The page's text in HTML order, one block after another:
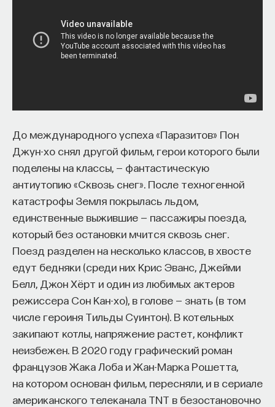
До международного успеха «Паразитов» Пон
Джун-хо снял другой фильм, герои которого были
поделены на классы, — фантастическую
антиутопию «Сквозь снег». После техногенной
катастрофы Земля покрылась льдом,
единственные выжившие — пассажиры поезда,
который без остановки мчится сквозь снег.
Поезд разделен на несколько классов, в хвосте
едут бедняки (среди них Крис Эванс, Джейми
Белл, Джон Хёрт и один из любимых актеров
режиссера Сон Кан-хо), в голове — знать (в том
числе героиня Тильды Суинтон). В котельных
закипают котлы, напряжение растет, конфликт
неизбежен. В 2020 году графический роман
французов Жака Лоба и Жан-Марка Рошетта,
на котором основан фильм, пересняли, и в сериале
американского телеканала TNT в безостановочно